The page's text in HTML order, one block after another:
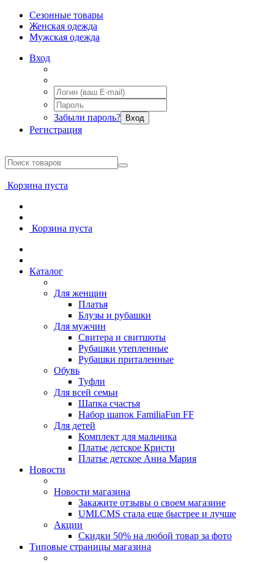
Сезонные товары
Женская одежда
Мужская одежда
Вход
Забыли пароль? Вход
Регистрация
Корзина пуста
Корзина пуста
Каталог
Для женщин
Платья
Блузы и рубашки
Для мужчин
Свитера и свитшоты
Рубашки утепленные
Рубашки приталенные
Обувь
Туфли
Для всей семьи
Шапка счастья
Набор шапок FamiliaFun FF
Для детей
Комплект для мальчика
Платье детское Кристи
Платье детское Анна Мария
Новости
Новости магазина
Закажите отзывы о своем магазине
UMI.CMS стала еще быстрее и лучше
Акции
Скидки 50% на любой товар за фото
Типовые страницы магазина